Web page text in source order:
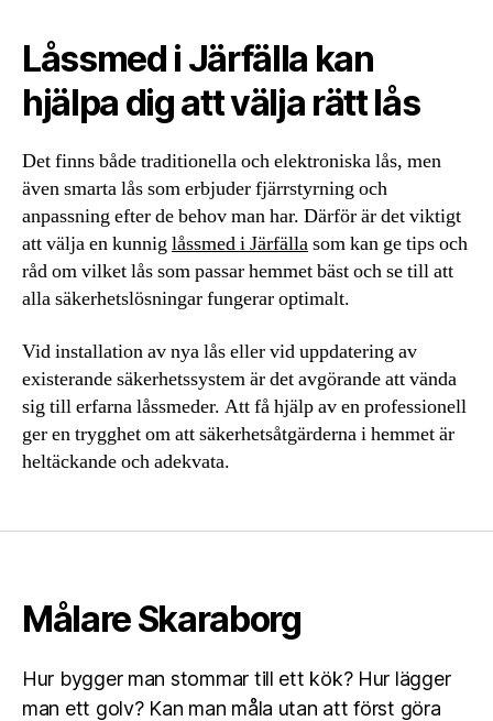
Låssmed i Järfälla kan
hjälpa dig att välja rätt lås
Det finns både traditionella och elektroniska lås, men
även smarta lås som erbjuder fjärrstyrning och
anpassning efter de behov man har. Därför är det viktigt
att välja en kunniglåssmed i Järfällasom kan ge tips och
råd om vilket lås som passar hemmet bäst och se till att
alla säkerhetslösningar fungerar optimalt.
Vid installation av nya lås eller vid uppdatering av
existerande säkerhetssystem är det avgörande att vända
sig till erfarna låssmeder. Att få hjälp av en professionell
ger en trygghet om att säkerhetsåtgärderna i hemmet är
heltäckande och adekvata.
Målare Skaraborg
Hur bygger man stommar till ett kök? Hur lägger
man ett golv? Kan man måla utan att först göra